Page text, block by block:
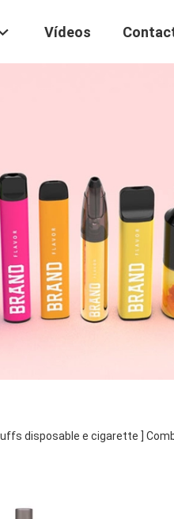
Vídeos
disposable e cigarette ]